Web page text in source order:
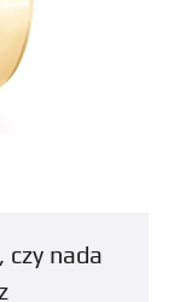
czy nada